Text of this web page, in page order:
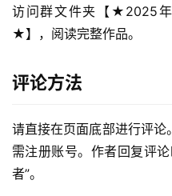
访问群文件夹【★2025
★】，阅读完整作品。
评论方法
请直接在页面底部进行评
需注册账号。作者回复评
者”。